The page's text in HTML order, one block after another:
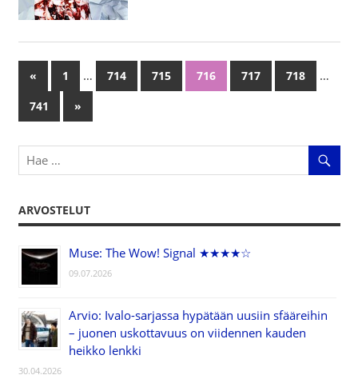
Artikkelien
selaus
« Previous
Posts
1 … 714 715 716 717 718 …
741
Next
Posts
»
ARVOSTELUT
Muse: The Wow! Signal ★★★★☆
09.07.2026
Arvio: Ivalo-sarjassa hypätään uusiin sfääreihin
– juonen uskottavuus on viidennen kauden
heikko lenkki
30.04.2026